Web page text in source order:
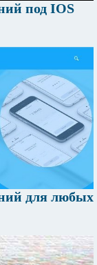
под IOS
для любых